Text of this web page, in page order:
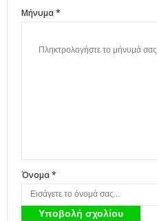
Μήνυμα *
Όνομα *